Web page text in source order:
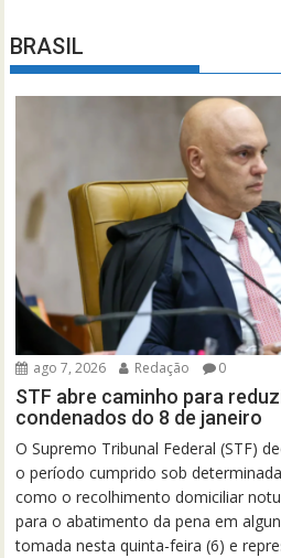
BRASIL
ago 7, 2026 Redação 0
STF abre caminho para
condenados do 8 de janeiro
O Supremo Tribunal Federal (STF)
o período cumprido sob
como o recolhimento domiciliar
para o abatimento da pena em
tomada nesta quinta-feira (6) e